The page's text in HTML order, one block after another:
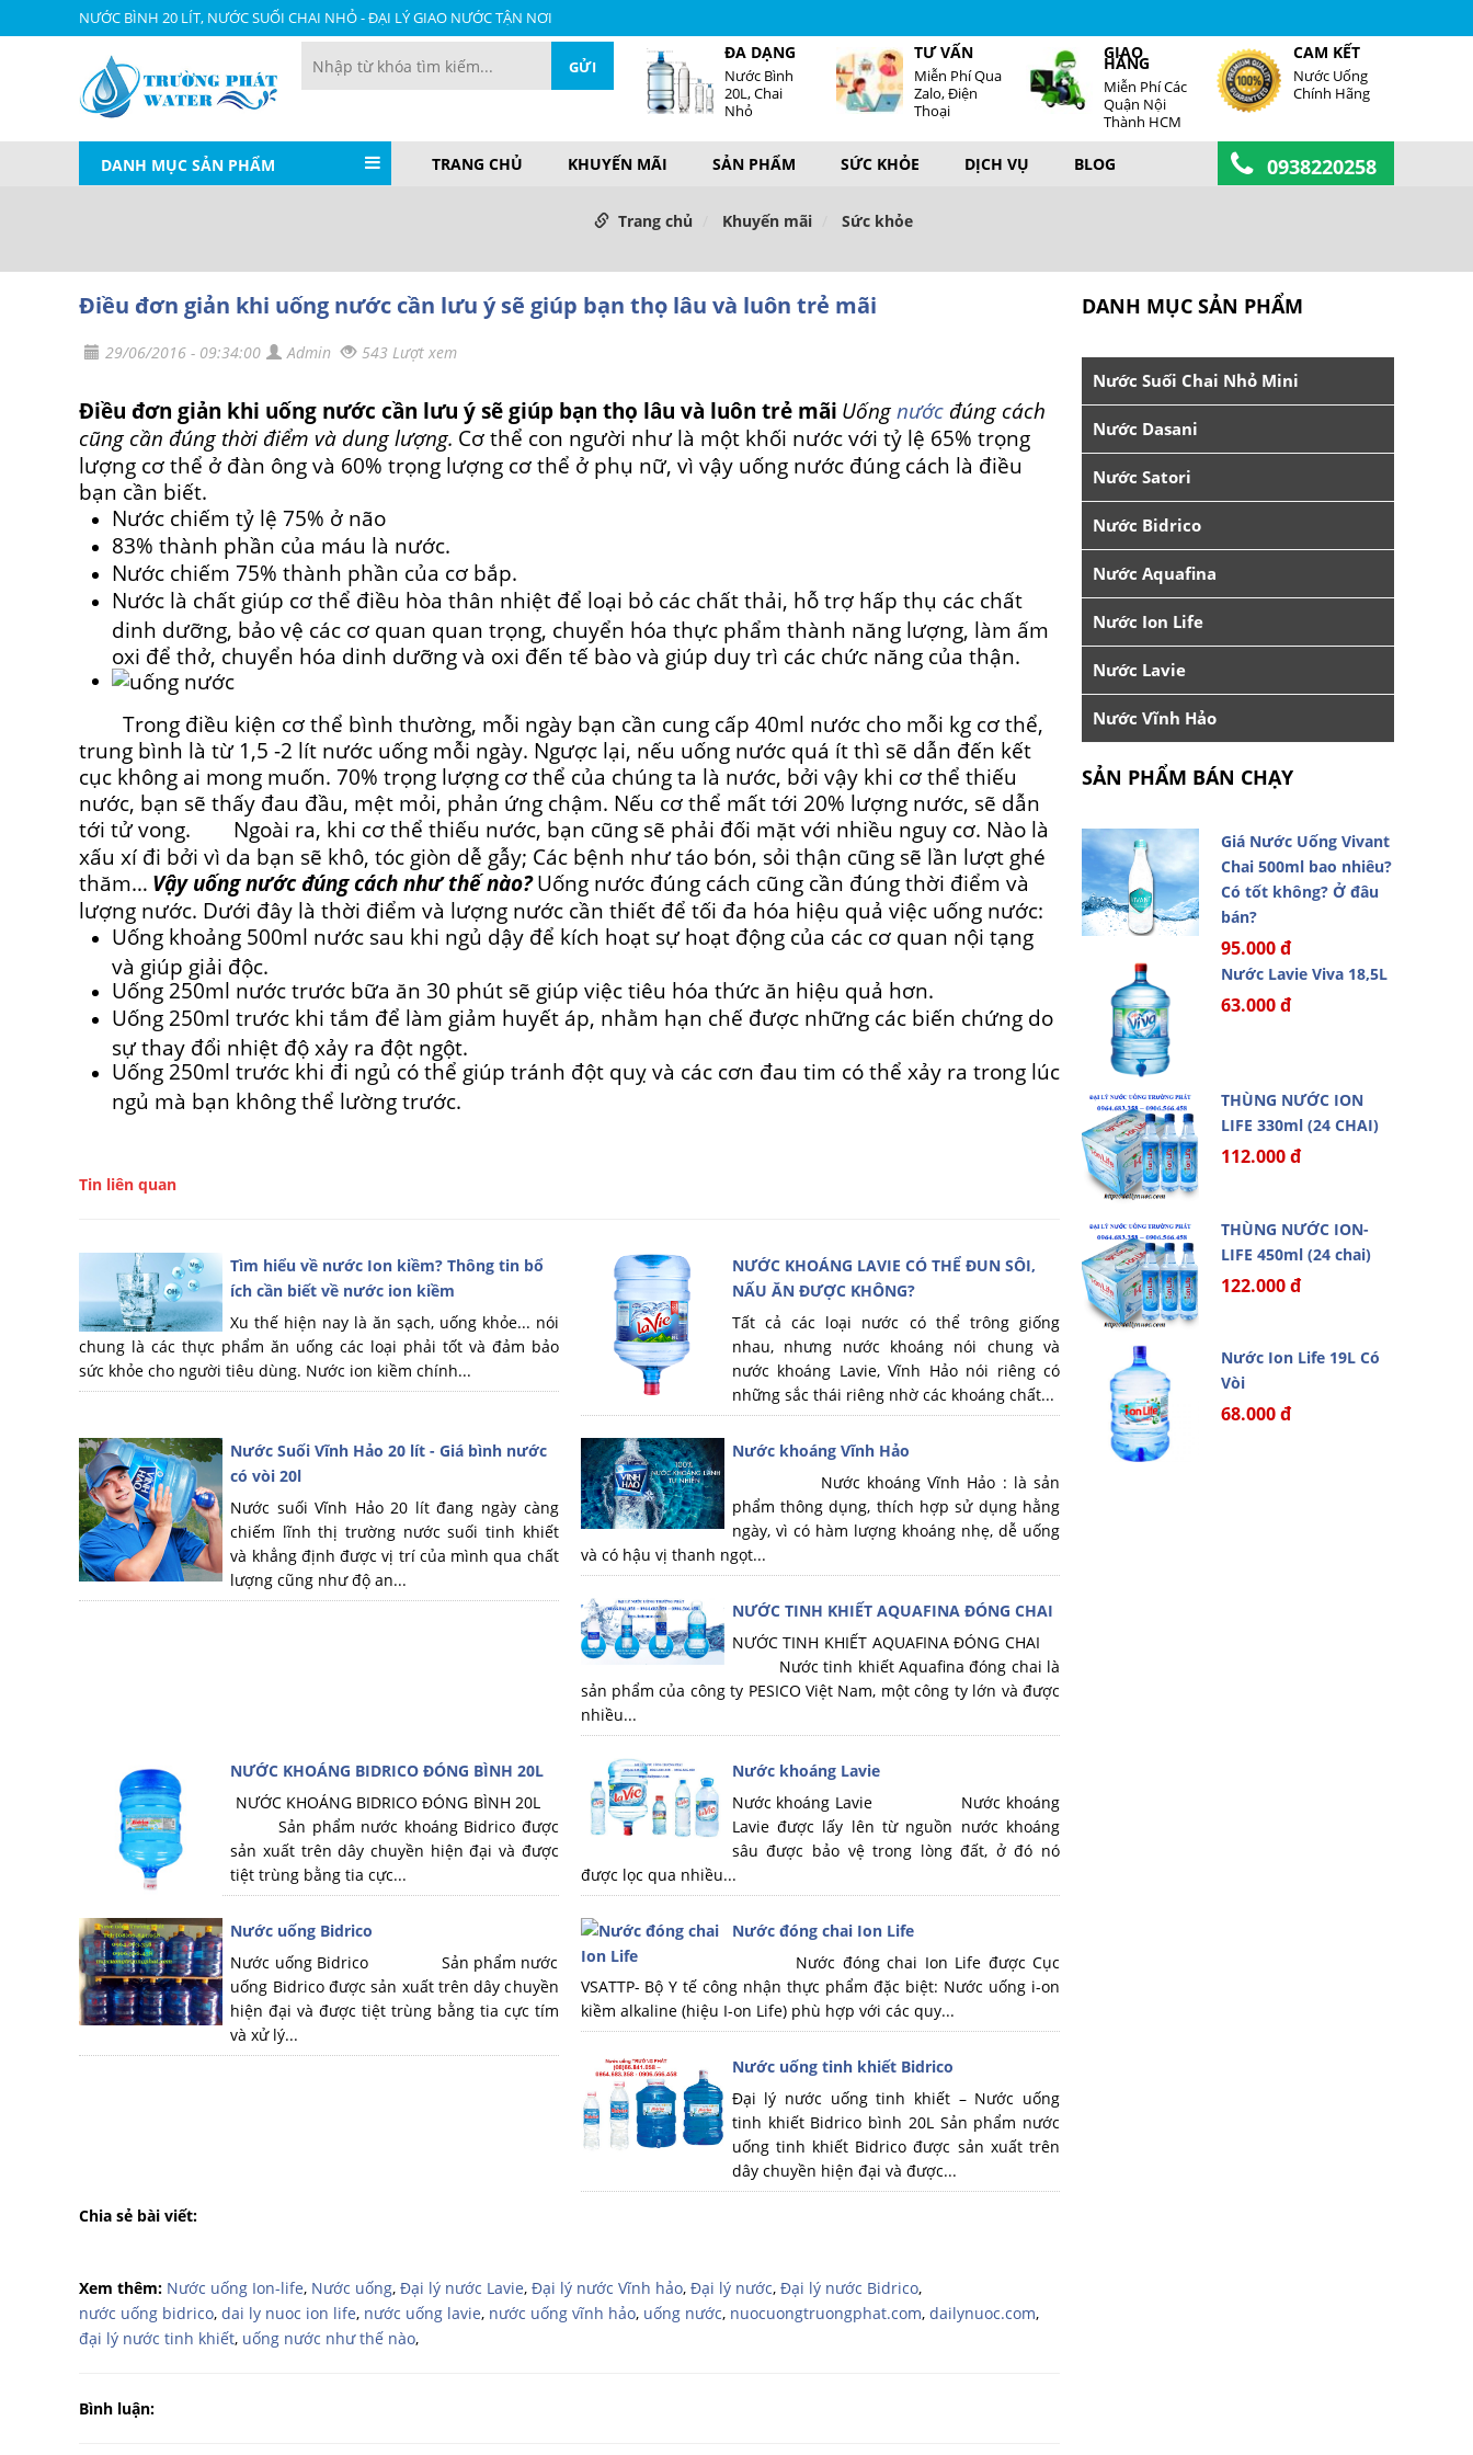
NƯỚC BÌNH 20 LÍT, NƯỚC SUỐI CHAI NHỎ - ĐẠI LÝ GIAO NƯỚC TẬN NƠI
ĐA DẠNG
Nước Bình
20L, Chai
Nhỏ
TƯ VẤN
Miễn Phí Qua
Zalo, Điện
Thoại
GIAO
HÀNG
Miễn Phí Các
Quận Nội
Thành HCM
CAM KẾT
Nước Uống
Chính Hãng
DANH MỤC SẢN PHẨM TRANG CHỦ KHUYẾN MÃI SẢN PHẨM SỨC KHỎE DỊCH VỤ BLOG 0938220258
Trang chủ Khuyến mãi Sức khỏe
Điều đơn giản khi uống nước cần lưu ý sẽ giúp bạn thọ lâu và luôn trẻ mãi
29/06/2016 - 09:34:00 Admin 543 Lượt xem
Điều đơn giản khi uống nước cần lưu ý sẽ giúp bạn thọ lâu và luôn trẻ mãi Uống nước đúng cách
cũng cần đúng thời điểm và dung lượng. Cơ thể con người như là một khối nước với tỷ lệ 65% trọng
lượng cơ thể ở đàn ông và 60% trọng lượng cơ thể ở phụ nữ, vì vậy uống nước đúng cách là điều
bạn cần biết.
Nước chiếm tỷ lệ 75% ở não
83% thành phần của máu là nước.
Nước chiếm 75% thành phần của cơ bắp.
Nước là chất giúp cơ thể điều hòa thân nhiệt để loại bỏ các chất thải, hỗ trợ hấp thụ các chất
dinh dưỡng, bảo vệ các cơ quan quan trọng, chuyển hóa thực phẩm thành năng lượng, làm ấm
oxi để thở, chuyển hóa dinh dưỡng và oxi đến tế bào và giúp duy trì các chức năng của thận.
Trong điều kiện cơ thể bình thường, mỗi ngày bạn cần cung cấp 40ml nước cho mỗi kg cơ thể,
trung bình là từ 1,5 -2 lít nước uống mỗi ngày. Ngược lại, nếu uống nước quá ít thì sẽ dẫn đến kết
cục không ai mong muốn. 70% trọng lượng cơ thể của chúng ta là nước, bởi vậy khi cơ thể thiếu
nước, bạn sẽ thấy đau đầu, mệt mỏi, phản ứng chậm. Nếu cơ thể mất tới 20% lượng nước, sẽ dẫn
tới tử vong.
Ngoài ra, khi cơ thể thiếu nước, bạn cũng sẽ phải đối mặt với nhiều nguy cơ. Nào là
xấu xí đi bởi vì da bạn sẽ khô, tóc giòn dễ gẫy; Các bệnh như táo bón, sỏi thận cũng sẽ lần lượt ghé
thăm… Vậy uống nước đúng cách như thế nào? Uống nước đúng cách cũng cần đúng thời điểm và
lượng nước. Dưới đây là thời điểm và lượng nước cần thiết để tối đa hóa hiệu quả việc uống nước:
Uống khoảng 500ml nước sau khi ngủ dậy để kích hoạt sự hoạt động của các cơ quan nội tạng
và giúp giải độc.
Uống 250ml nước trước bữa ăn 30 phút sẽ giúp việc tiêu hóa thức ăn hiệu quả hơn.
Uống 250ml trước khi tắm để làm giảm huyết áp, nhằm hạn chế được những các biến chứng do
sự thay đổi nhiệt độ xảy ra đột ngột.
Uống 250ml trước khi đi ngủ có thể giúp tránh đột quỵ và các cơn đau tim có thể xảy ra trong lúc
ngủ mà bạn không thể lường trước.
Tin liên quan
Tìm hiểu về nước Ion kiềm? Thông tin bổ
ích cần biết về nước ion kiềm
Xu thế hiện nay là ăn sạch, uống khỏe... nói
chung là các thực phẩm ăn uống các loại phải tốt và đảm bảo
sức khỏe cho người tiêu dùng. Nước ion kiềm chính...
NƯỚC KHOÁNG LAVIE CÓ THỂ ĐUN SÔI,
NẤU ĂN ĐƯỢC KHÔNG?
Tất cả các loại nước có thể trông giống
nhau, nhưng nước khoáng nói chung và
nước khoáng Lavie, Vĩnh Hảo nói riêng có
những sắc thái riêng nhờ các khoáng chất...
Nước Suối Vĩnh Hảo 20 lít - Giá bình nước
có vòi 20l
Nước suối Vĩnh Hảo 20 lít đang ngày càng
chiếm lĩnh thị trường nước suối tinh khiết
và khẳng định được vị trí của mình qua chất
lượng cũng như độ an...
Nước khoáng Vĩnh Hảo
Nước khoáng Vĩnh Hảo : là sản
phẩm thông dụng, thích hợp sử dụng hằng
ngày, vì có hàm lượng khoáng nhẹ, dễ uống
và có hậu vị thanh ngọt...
NƯỚC TINH KHIẾT AQUAFINA ĐÓNG CHAI
NƯỚC TINH KHIẾT AQUAFINA ĐÓNG CHAI
Nước tinh khiết Aquafina đóng chai là
sản phẩm của công ty PESICO Việt Nam, một công ty lớn và được
nhiều...
NƯỚC KHOÁNG BIDRICO ĐÓNG BÌNH 20L
NƯỚC KHOÁNG BIDRICO ĐÓNG BÌNH 20L
Sản phẩm nước khoáng Bidrico được
sản xuất trên dây chuyền hiện đại và được
tiệt trùng bằng tia cực...
Nước khoáng Lavie
Nước khoáng Lavie Nước khoáng
Lavie được lấy lên từ nguồn nước khoáng
sâu được bảo vệ trong lòng đất, ở đó nó
được lọc qua nhiều...
Nước uống Bidrico
Nước uống Bidrico Sản phẩm nước
uống Bidrico được sản xuất trên dây chuyền
hiện đại và được tiệt trùng bằng tia cực tím
và xử lý...
Nước đóng chai Ion Life
Nước đóng chai Ion Life được Cục
VSATTP- Bộ Y tế công nhận thực phẩm đặc biệt: Nước uống i-on
kiềm alkaline (hiệu I-on Life) phù hợp với các quy...
Nước uống tinh khiết Bidrico
Đại lý nước uống tinh khiết – Nước uống
tinh khiết Bidrico bình 20L Sản phẩm nước
uống tinh khiết Bidrico được sản xuất trên
dây chuyền hiện đại và được...
Chia sẻ bài viết:
Xem thêm: Nước uống Ion-life, Nước uống, Đại lý nước Lavie, Đại lý nước Vĩnh hảo, Đại lý nước, Đại lý nước Bidrico,
nước uống bidrico, dai ly nuoc ion life, nước uống lavie, nước uống vĩnh hảo, uống nước, nuocuongtruongphat.com, dailynuoc.com,
đại lý nước tinh khiết, uống nước như thế nào,
Bình luận:
DANH MỤC SẢN PHẨM
Nước Suối Chai Nhỏ Mini
Nước Dasani
Nước Satori
Nước Bidrico
Nước Aquafina
Nước Ion Life
Nước Lavie
Nước Vĩnh Hảo
SẢN PHẨM BÁN CHẠY
Giá Nước Uống Vivant
Chai 500ml bao nhiêu?
Có tốt không? Ở đâu
bán?
95.000 đ
Nước Lavie Viva 18,5L
63.000 đ
THÙNG NƯỚC ION
LIFE 330ml (24 CHAI)
112.000 đ
THÙNG NƯỚC ION-
LIFE 450ml (24 chai)
122.000 đ
Nước Ion Life 19L Có
Vòi
68.000 đ